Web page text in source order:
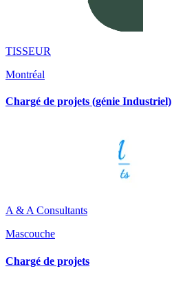
TISSEUR
Montréal
Chargé de projets (génie Industriel)
A & A Consultants
Mascouche
Chargé de projets